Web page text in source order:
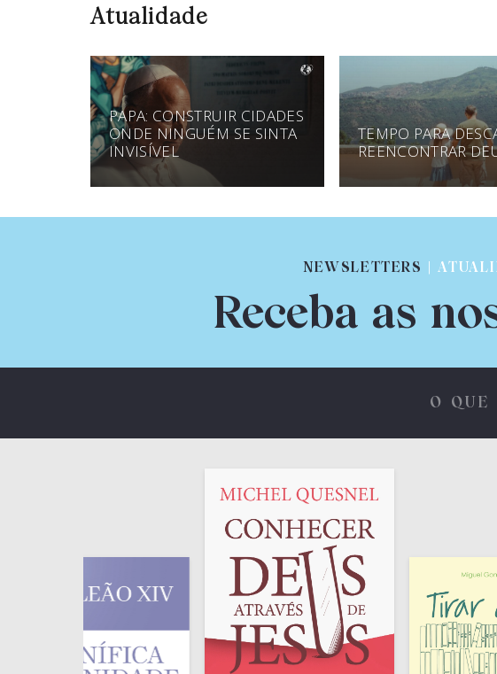
Atualidade
PAPA: CONSTRUIR CIDADES
ONDE NINGUÉM SE SINTA
INVISÍVEL
TEMPO PARA
REENCONTRAR
NEWSLETTERS |
Receba as
O QUE